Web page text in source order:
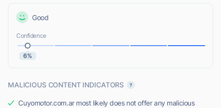
Good
Confidence
6%
MALICIOUS CONTENT INDICATORS
Cuyomotor.com.ar most likely does not offer any malicious